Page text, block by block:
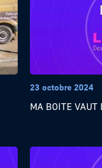
23 octobre 2024
MA BOITE VAUT